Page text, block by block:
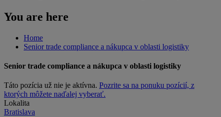
You are here
Home
Senior trade compliance a nákupca v oblasti logistiky
Senior trade compliance a nákupca v oblasti logistiky
Táto pozícia už nie je aktívna. Pozrite sa na ponuku pozícií, z
ktorých môžete naďalej vyberať.
Lokalita
Bratislava